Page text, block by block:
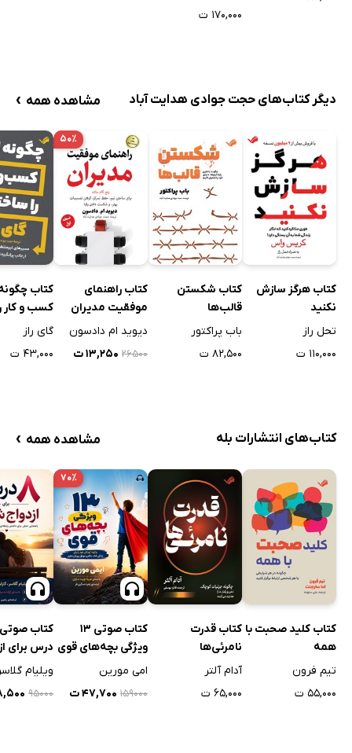
۱۷۰,۰۰۰ ت
دیگر کتاب‌های حجت جوادی هدایت آباد مشاهده همه ›
کتاب هرگز سازش
نکنید
تحل راز
۱۱۰,۰۰۰ ت
کتاب شکستن
قالب‌ها
باب پراکتور
۸۲,۵۰۰ ت
۵۰٪
کتاب راهنمای
موفقیت مدیران
دیوید ام دادسون
۲۶۵۰۰ ۱۳,۲۵۰ ت
کتاب
کسب و کار
گای راز
۴۳,۰۰۰ ت
کتاب‌های انتشارات بله مشاهده همه ›
کتاب کلید صحبت با
همه
تیم فرون
۵۵,۰۰۰ ت
کتاب قدرت
نامرئی‌ها
آدام آلتر
۶۵,۰۰۰ ت
۷۰٪
کتاب صوتی 13
ویژگی بچه‌های قوی
امی مورین
۱۵۹۰۰۰ ۴۷,۷۰۰ ت
کتاب
درس برای
شادتر
ویلیام
۹۵۰۰۰